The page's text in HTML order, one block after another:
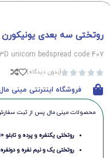
روتختی سه بعدی یونیکورن
3D unicorn bedspread code 407




(بدون دیدگاه)
فروشگاه اینترنتی مینی
محصولات مینی‌ مال پس از ثبت
روتختی یکنفره و پرده و تابلو 10 الی 12 روزکاری
روتختی یک و نیم نفره و دونفره 14 الی 16